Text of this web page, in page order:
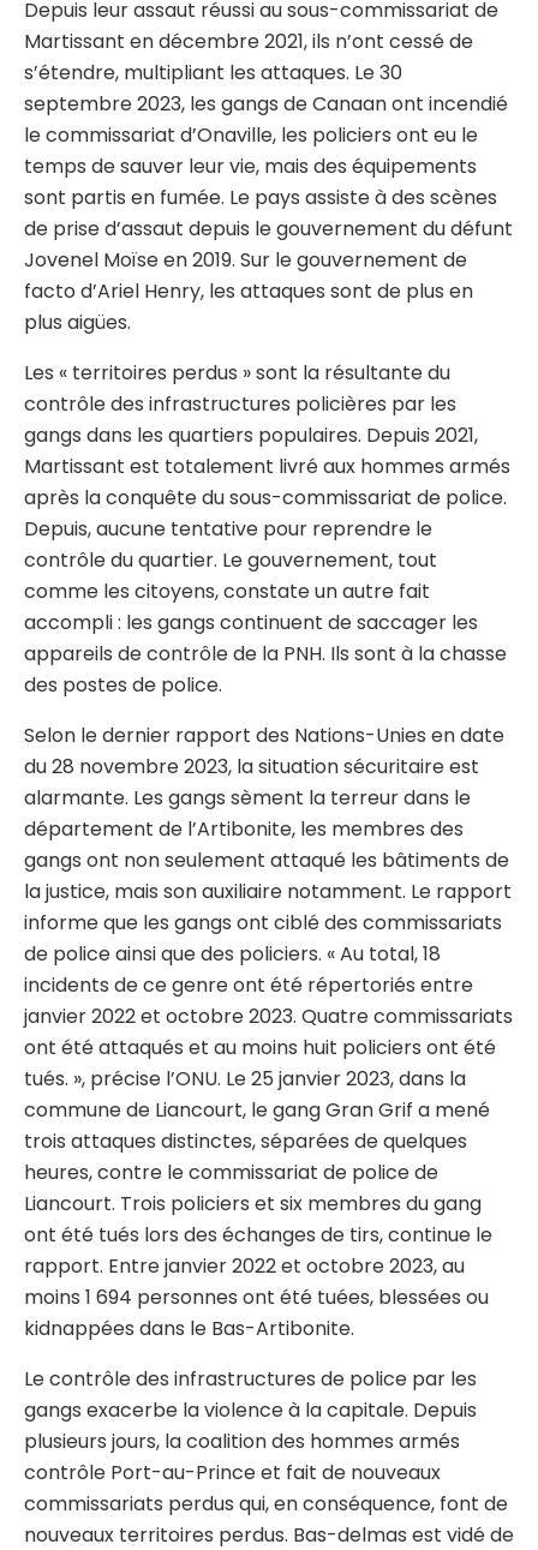
Depuis leur assaut réussi au sous-commissariat de
Martissant en décembre 2021, ils n’ont cessé de
s’étendre, multipliant les attaques. Le 30
septembre 2023, les gangs de Canaan ont incendié
le commissariat d’Onaville, les policiers ont eu le
temps de sauver leur vie, mais des équipements
sont partis en fumée. Le pays assiste à des scènes
de prise d’assaut depuis le gouvernement du défunt
Jovenel Moïse en 2019. Sur le gouvernement de
facto d’Ariel Henry, les attaques sont de plus en
plus aigües.
Les « territoires perdus » sont la résultante du
contrôle des infrastructures policières par les
gangs dans les quartiers populaires. Depuis 2021,
Martissant est totalement livré aux hommes armés
après la conquête du sous-commissariat de police.
Depuis, aucune tentative pour reprendre le
contrôle du quartier. Le gouvernement, tout
comme les citoyens, constate un autre fait
accompli : les gangs continuent de saccager les
appareils de contrôle de la PNH. Ils sont à la chasse
des postes de police.
Selon le dernier rapport des Nations-Unies en date
du 28 novembre 2023, la situation sécuritaire est
alarmante. Les gangs sèment la terreur dans le
département de l’Artibonite, les membres des
gangs ont non seulement attaqué les bâtiments de
la justice, mais son auxiliaire notamment. Le rapport
informe que les gangs ont ciblé des commissariats
de police ainsi que des policiers. « Au total, 18
incidents de ce genre ont été répertoriés entre
janvier 2022 et octobre 2023. Quatre commissariats
ont été attaqués et au moins huit policiers ont été
tués. », précise l’ONU. Le 25 janvier 2023, dans la
commune de Liancourt, le gang Gran Grif a mené
trois attaques distinctes, séparées de quelques
heures, contre le commissariat de police de
Liancourt. Trois policiers et six membres du gang
ont été tués lors des échanges de tirs, continue le
rapport. Entre janvier 2022 et octobre 2023, au
moins 1 694 personnes ont été tuées, blessées ou
kidnappées dans le Bas-Artibonite.
Le contrôle des infrastructures de police par les
gangs exacerbe la violence à la capitale. Depuis
plusieurs jours, la coalition des hommes armés
contrôle Port-au-Prince et fait de nouveaux
commissariats perdus qui, en conséquence, font de
nouveaux territoires perdus. Bas-delmas est vidé de